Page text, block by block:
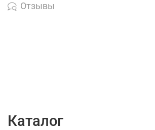
Отзывы
Каталог